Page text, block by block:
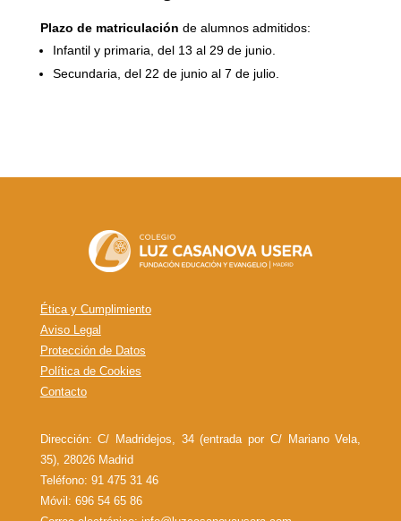
Plazo de matriculación de alumnos admitidos:
Infantil y primaria, del 13 al 29 de junio.
Secundaria, del 22 de junio al 7 de julio.
Ética y Cumplimiento
Aviso Legal
Protección de Datos
Política de Cookies
Contacto
Dirección: C/ Madridejos, 34 (entrada por C/ Mariano Vela,
35), 28026 Madrid
Teléfono: 91 475 31 46
Móvil: 696 54 65 86